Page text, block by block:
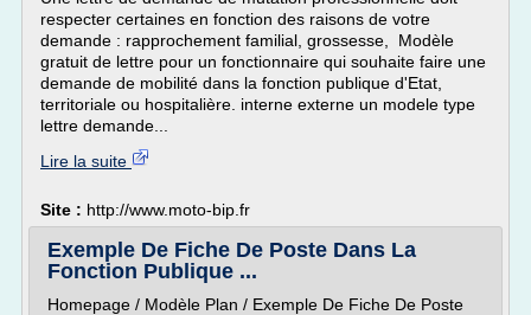
respecter certaines en fonction des raisons de votre
demande : rapprochement familial, grossesse, Modèle
gratuit de lettre pour un fonctionnaire qui souhaite faire une
demande de mobilité dans la fonction publique d'Etat,
territoriale ou hospitalière. interne externe un modele type
lettre demande...
Lire la suite
Site : http://www.moto-bip.fr
Exemple De Fiche De Poste Dans La
Fonction Publique ...
Homepage / Modèle Plan / Exemple De Fiche De Poste